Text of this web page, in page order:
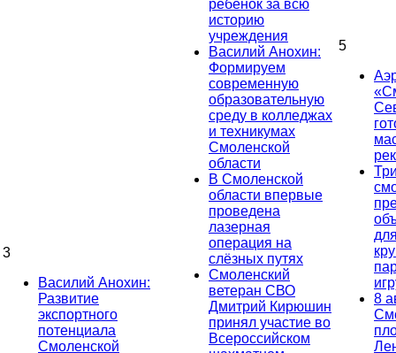
3
Василий Анохин:
Развитие
экспортного
потенциала
Смоленской
ребёнок за всю
историю
учреждения
Василий Анохин:
Формируем
современную
образовательную
среду в колледжах
и техникумах
Смоленской
области
В Смоленской
области впервые
проведена
лазерная
операция на
слёзных путях
Смоленский
ветеран СВО
Дмитрий Кирюшин
принял участие во
Всероссийском
5
8